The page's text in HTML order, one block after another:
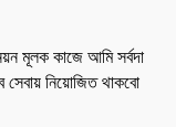
মূলক কাজে আমি সর্বদা
সেবায় নিয়োজিত থাকবো